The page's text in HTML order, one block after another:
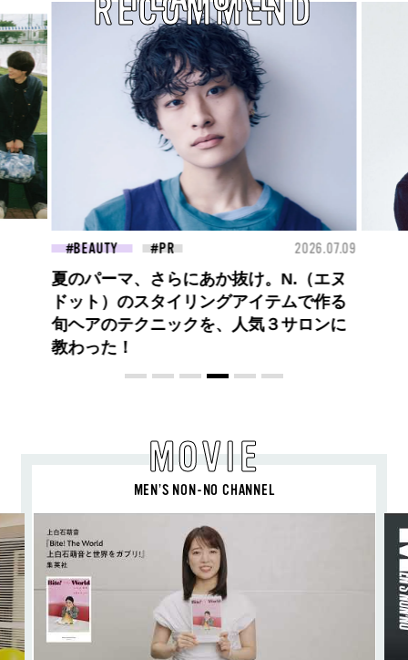
RECOMMEND
FASHION 2026.07.09
【PRADA × NI-KI(ENHYPEN)】時をかけ
る、ニューモード
MOVIE
MEN’S NON-NO CHANNEL